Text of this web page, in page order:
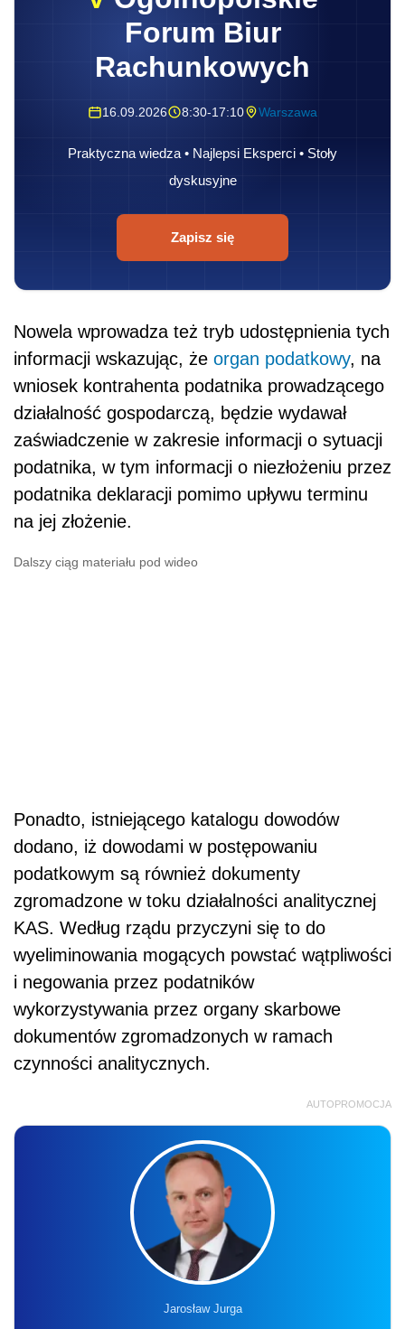
Forum Biur
Rachunkowych
16.09.2026 8:30-17:10 Warszawa
Praktyczna wiedza • Najlepsi Eksperci • Stoły
dyskusyjne
Zapisz się
Nowela wprowadza też tryb udostępnienia tych
informacji wskazując, że organ podatkowy, na
wniosek kontrahenta podatnika prowadzącego
działalność gospodarczą, będzie wydawał
zaświadczenie w zakresie informacji o sytuacji
podatnika, w tym informacji o niezłożeniu przez
podatnika deklaracji pomimo upływu terminu
na jej złożenie.
Dalszy ciąg materiału pod wideo
Ponadto, istniejącego katalogu dowodów
dodano, iż dowodami w postępowaniu
podatkowym są również dokumenty
zgromadzone w toku działalności analitycznej
KAS. Według rządu przyczyni się to do
wyeliminowania mogących powstać wątpliwości
i negowania przez podatników
wykorzystywania przez organy skarbowe
dokumentów zgromadzonych w ramach
czynności analitycznych.
AUTOPROMOCJA
Jarosław Jurga